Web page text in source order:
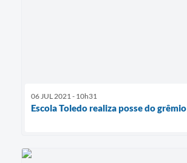
06 JUL 2021 - 10h31
Escola Toledo realiza posse do grêmio